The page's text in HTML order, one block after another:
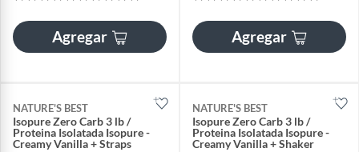
Agregar Agregar
NATURE'S BEST
Isopure Zero Carb 3 lb /
Proteina Isolatada Isopure -
Creamy Vanilla + Straps
NATURE'S BEST
Isopure Zero Carb 3 lb /
Proteina Isolatada Isopure -
Creamy Vanilla + Shaker